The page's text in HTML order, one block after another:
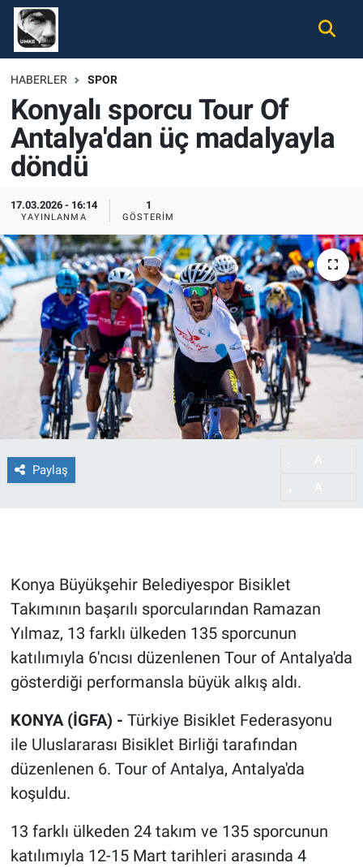
HABERLER SPOR
Konyalı sporcu Tour Of
Antalya'dan üç madalyayla
döndü
17.03.2026 - 16:14
YAYINLANMA
1
GÖSTERIM
Paylaş
Konya Büyükşehir Belediyespor Bisiklet
Takımının başarılı sporcularından Ramazan
Yılmaz, 13 farklı ülkeden 135 sporcunun
katılımıyla 6'ncısı düzenlenen Tour of Antalya'da
gösterdiği performansla büyük alkış aldı.
KONYA (İGFA) - Türkiye Bisiklet Federasyonu
ile Uluslararası Bisiklet Birliği tarafından
düzenlenen 6. Tour of Antalya, Antalya'da
koşuldu.
13 farklı ülkeden 24 takım ve 135 sporcunun
katılımıyla 12-15 Mart tarihleri arasında 4
Gündem
Ekonomi
Spor
Tüm Haberler
İletişim
Künye
Nöbetçi Eczaneler
Hava Durumu
Namaz Vakitleri
Süper Lig Puan Durumu ve Fikstür
Tüm Manşetler
Son Dakika Haberleri
Haber Arşivi